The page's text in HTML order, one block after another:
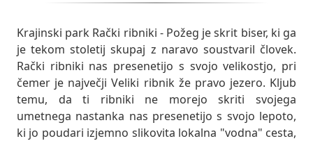
Krajinski park Rački ribniki - Požeg je skrit biser, ki ga
je tekom stoletij skupaj z naravo soustvaril človek.
Rački ribniki nas presenetijo s svojo velikostjo, pri
čemer je največji Veliki ribnik že pravo jezero. Kljub
temu, da ti ribniki ne morejo skriti svojega
umetnega nastanka nas presenetijo s svojo lepoto,
ki jo poudari izjemno slikovita lokalna "vodna" cesta,